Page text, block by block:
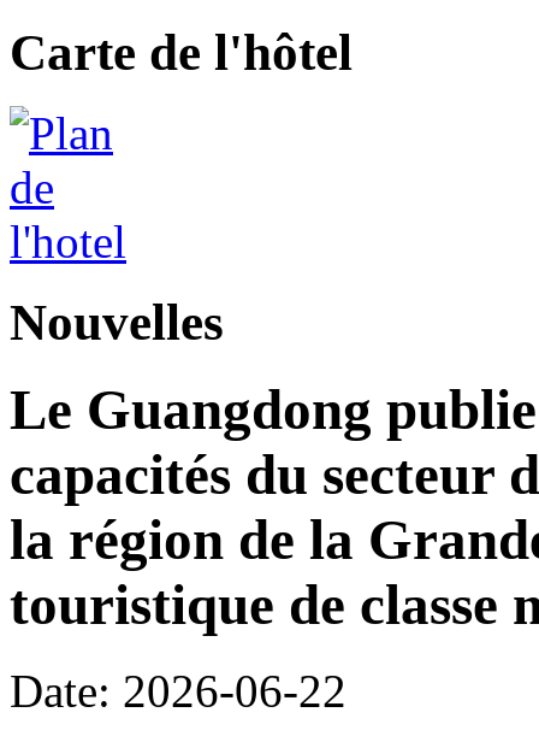
Carte de l'hôtel
Nouvelles
Le Guangdong
capacités du secteur
la région de la
touristique de classe
Date: 2026-06-22